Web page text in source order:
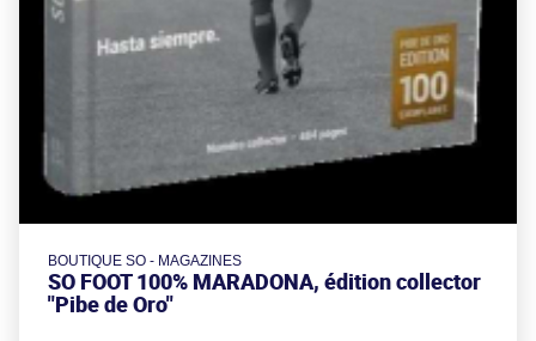
BOUTIQUE SO - MAGAZINES
SO FOOT 100% MARADONA, édition collector
"Pibe de Oro"